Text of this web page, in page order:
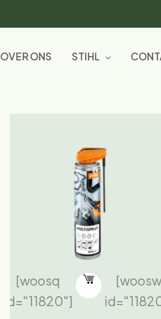
OVER ONS STIHL
[woosq
id="11820"]
[woosw